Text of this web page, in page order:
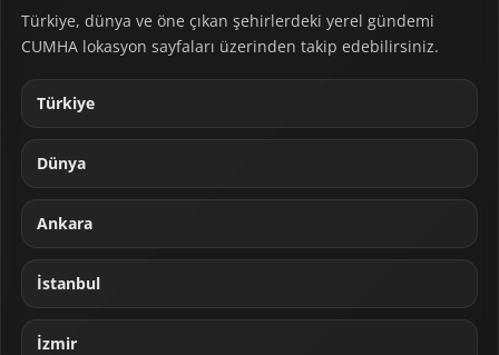
Türkiye, dünya ve öne çıkan şehirlerdeki yerel gündemi
CUMHA lokasyon sayfaları üzerinden takip edebilirsiniz.
Türkiye
Dünya
Ankara
İstanbul
İzmir